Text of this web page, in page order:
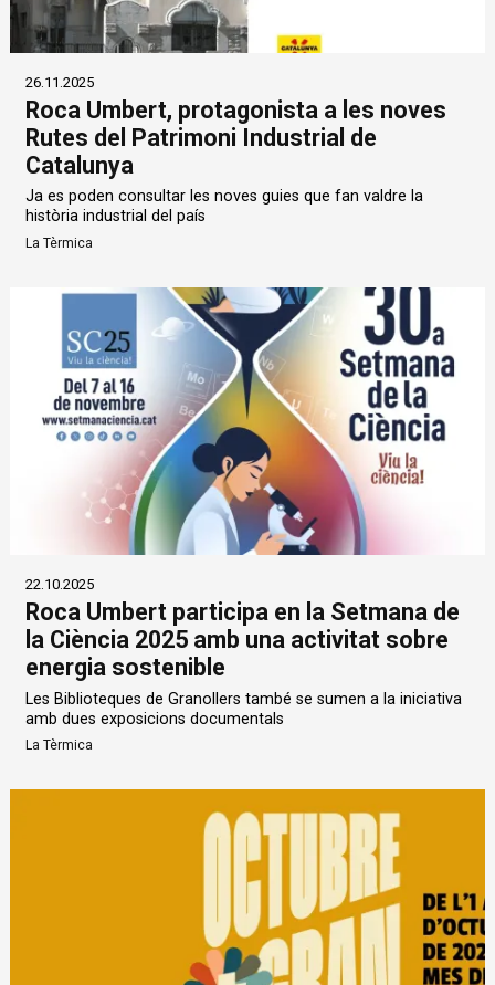
26.11.2025
Roca Umbert, protagonista a les noves
Rutes del Patrimoni Industrial de
Catalunya
Ja es poden consultar les noves guies que fan valdre la
història industrial del país
La Tèrmica
22.10.2025
Roca Umbert participa en la Setmana de
la Ciència 2025 amb una activitat sobre
energia sostenible
Les Biblioteques de Granollers també se sumen a la iniciativa
amb dues exposicions documentals
La Tèrmica